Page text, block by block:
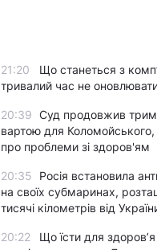
21:20
Що станеться з
тривалий час не
20:39 Суд продовжив
вартою для Коломойського,
про проблеми зі здоров'ям
20:35
Росія встановила
на своїх субмаринах,
тисячі кілометрів від
20:22
Що їсти для